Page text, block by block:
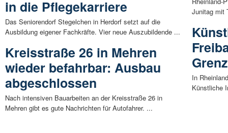
in die Pflegekarriere
Das Seniorendorf Stegelchen in Herdorf setzt auf die
Ausbildung eigener Fachkräfte. Vier neue Auszubildende ...
Kreisstraße 26 in Mehren
wieder befahrbar: Ausbau
abgeschlossen
Nach intensiven Bauarbeiten an der Kreisstraße 26 in
Mehren gibt es gute Nachrichten für Autofahrer. ...
Junitag mit
In
Künstliche